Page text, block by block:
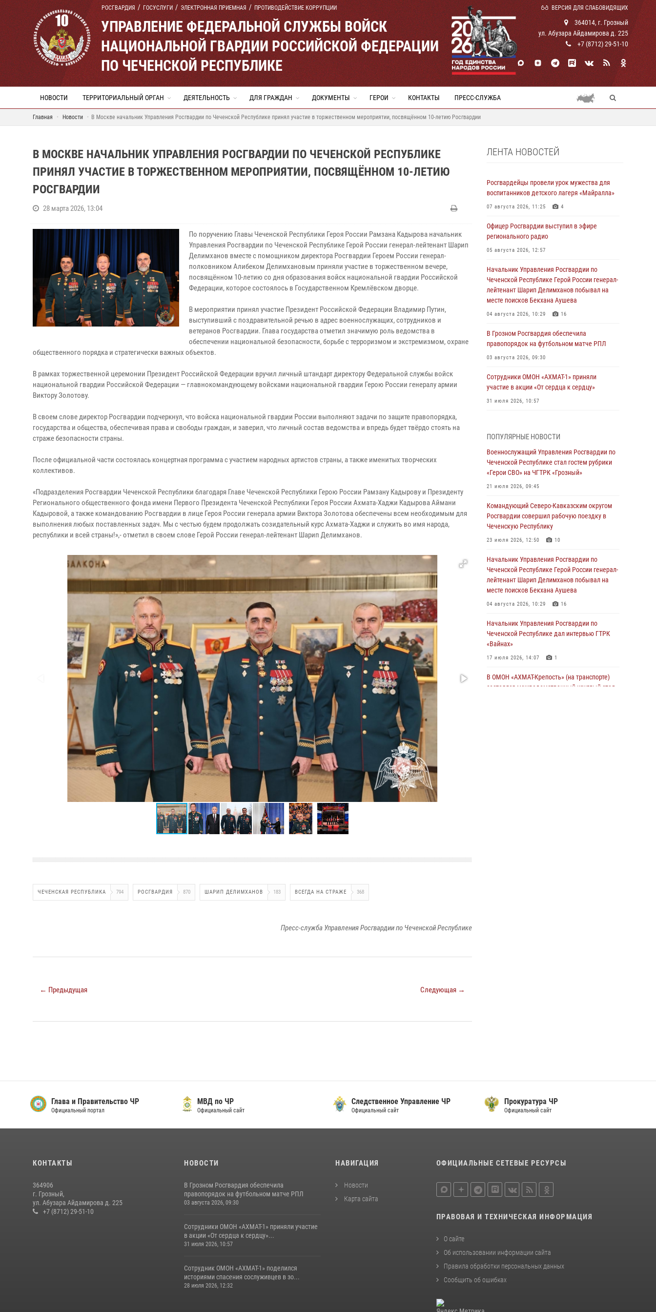
РОСГВАРДИЯ ГОСУСЛУГИ ЭЛЕКТРОННАЯ ПРИЕМНАЯ ПРОТИВОДЕЙСТВИЕ КОРРУПЦИИ ВЕРСИЯ ДЛЯ СЛАБОВИДЯЩИХ
УПРАВЛЕНИЕ ФЕДЕРАЛЬНОЙ СЛУЖБЫ ВОЙСК
НАЦИОНАЛЬНОЙ ГВАРДИИ РОССИЙСКОЙ ФЕДЕРАЦИИ
ПО ЧЕЧЕНСКОЙ РЕСПУБЛИКЕ
364014, г. Грозный
ул. Абузара Айдамирова д. 225
+7 (8712) 29-51-10
НОВОСТИ ТЕРРИТОРИАЛЬНЫЙ ОРГАН ДЕЯТЕЛЬНОСТЬ ДЛЯ ГРАЖДАН ДОКУМЕНТЫ ГЕРОИ КОНТАКТЫ ПРЕСС-СЛУЖБА
Главная Новости В Москве начальник Управления Росгвардии по Чеченской Республике принял участие в торжественном мероприятии, посвящённом 10-летию Росгвардии
В МОСКВЕ НАЧАЛЬНИК УПРАВЛЕНИЯ РОСГВАРДИИ ПО ЧЕЧЕНСКОЙ РЕСПУБЛИКЕ
ПРИНЯЛ УЧАСТИЕ В ТОРЖЕСТВЕННОМ МЕРОПРИЯТИИ, ПОСВЯЩЁННОМ 10-ЛЕТИЮ
РОСГВАРДИИ
28 марта 2026, 13:04
По поручению Главы Чеченской Республики Героя России Рамзана Кадырова начальник
Управления Росгвардии по Чеченской Республике Герой России генерал-лейтенант Шарип
Делимханов вместе с помощником директора Росгвардии Героем России генерал-
полковником Алибеком Делимхановым приняли участие в торжественном вечере,
посвящённом 10-летию со дня образования войск национальной гвардии Российской
Федерации, которое состоялось в Государственном Кремлёвском дворце.
В мероприятии принял участие Президент Российской Федерации Владимир Путин,
выступивший с поздравительной речью в адрес военнослужащих, сотрудников и
ветеранов Росгвардии. Глава государства отметил значимую роль ведомства в
обеспечении национальной безопасности, борьбе с терроризмом и экстремизмом, охране
общественного порядка и стратегически важных объектов.
В рамках торжественной церемонии Президент Российской Федерации вручил личный штандарт директору Федеральной службы войск
национальной гвардии Российской Федерации — главнокомандующему войсками национальной гвардии Герою России генералу армии
Виктору Золотову.
В своем слове директор Росгвардии подчеркнул, что войска национальной гвардии России выполняют задачи по защите правопорядка,
государства и общества, обеспечивая права и свободы граждан, и заверил, что личный состав ведомства и впредь будет твёрдо стоять на
страже безопасности страны.
После официальной части состоялась концертная программа с участием народных артистов страны, а также именитых творческих
коллективов.
«Подразделения Росгвардии Чеченской Республики благодаря Главе Чеченской Республики Герою России Рамзану Кадырову и Президенту
Регионального общественного фонда имени Первого Президента Чеченской Республики Героя России Ахмата-Хаджи Кадырова Аймани
Кадыровой, а также командованию Росгвардии в лице Героя России генерала армии Виктора Золотова обеспечены всем необходимым для
выполнения любых поставленных задач. Мы с честью будем продолжать созидательный курс Ахмата-Хаджи и служить во имя народа,
республики и всей страны!»,- отметил в своем слове Герой России генерал-лейтенант Шарип Делимханов.
ЧЕЧЕНСКАЯ РЕСПУБЛИКА 794 РОСГВАРДИЯ 870 ШАРИП ДЕЛИМХАНОВ 183 ВСЕГДА НА СТРАЖЕ 368
Пресс-служба Управления Росгвардии по Чеченской Республике
← Предыдущая Следующая →
ЛЕНТА НОВОСТЕЙ
Росгвардейцы провели урок мужества для
воспитанников детского лагеря «Майралла»
07 августа 2026, 11:25 4
Офицер Росгвардии выступил в эфире
регионального радио
05 августа 2026, 12:57
Начальник Управления Росгвардии по
Чеченской Республике Герой России генерал-
лейтенант Шарип Делимханов побывал на
месте поисков Бекхана Аушева
04 августа 2026, 10:29 16
В Грозном Росгвардия обеспечила
правопорядок на футбольном матче РПЛ
03 августа 2026, 09:30
Сотрудники ОМОН «АХМАТ-1» приняли
участие в акции «От сердца к сердцу»
31 июля 2026, 10:57
Командующий Северо-Кавказским округом
Росгвардии совершил рабочую поездку в
Чеченскую Республику
Военнослужащий Управления Росгвардии по
Чеченской Республике стал гостем рубрики
«Герои СВО» на ЧГТРК «Грозный»
В ДНР росгвардейцы уничтожили около 80
вражеских беспилотников самолётного типа
безопасность конно-спортивных
соревнований
ПОПУЛЯРНЫЕ НОВОСТИ
Военнослужащий Управления Росгвардии по
Чеченской Республике стал гостем рубрики
«Герои СВО» на ЧГТРК «Грозный»
21 июля 2026, 09:45
Командующий Северо-Кавказским округом
Росгвардии совершил рабочую поездку в
Чеченскую Республику
23 июля 2026, 12:50 10
Начальник Управления Росгвардии по
Чеченской Республике Герой России генерал-
лейтенант Шарип Делимханов побывал на
месте поисков Бекхана Аушева
04 августа 2026, 10:29 16
Начальник Управления Росгвардии по
Чеченской Республике дал интервью ГТРК
«Вайнах»
17 июля 2026, 14:07 1
В ОМОН «АХМАТ-Крепость» (на транспорте)
состоялся межведомственный круглый стол
Глава и Правительство ЧР
Официальный портал
МВД по ЧР
Официальный сайт
Следственное Управление ЧР
Официальный сайт
Прокуратура ЧР
Официальный сайт
КОНТАКТЫ
364906
г. Грозный,
ул. Абузара Айдамирова д. 225
+7 (8712) 29-51-10
НОВОСТИ
В Грозном Росгвардия обеспечила
правопорядок на футбольном матче РПЛ
03 августа 2026, 09:30
Сотрудники ОМОН «АХМАТ-1» приняли участие
в акции «От сердца к сердцу»...
31 июля 2026, 10:57
Сотрудник ОМОН «АХМАТ-1» поделился
историями спасения сослуживцев в зо...
28 июля 2026, 12:32
НАВИГАЦИЯ
Новости
Карта сайта
ОФИЦИАЛЬНЫЕ СЕТЕВЫЕ РЕСУРСЫ
ПРАВОВАЯ И ТЕХНИЧЕСКАЯ ИНФОРМАЦИЯ
О сайте
Об использовании информации сайта
Правила обработки персональных данных
Сообщить об ошибках